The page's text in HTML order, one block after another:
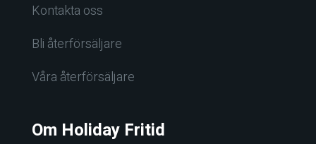
Kontakta oss
Bli återförsäljare
Våra återförsäljare
Om Holiday Fritid